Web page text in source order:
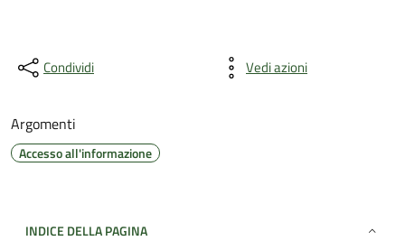
Condividi Vedi azioni
Argomenti
Accesso all'informazione
INDICE DELLA PAGINA